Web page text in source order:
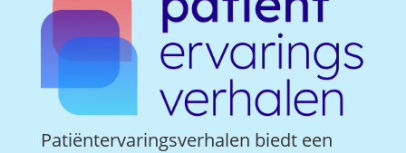
Patiëntervaringsverhalen biedt een